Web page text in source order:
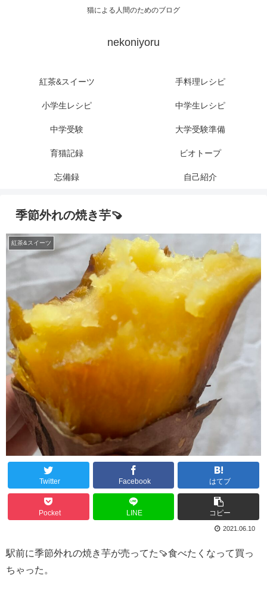
猫による人間のためのブログ
nekoniyoru
紅茶&スイーツ 手料理レシピ
小学生レシピ 中学生レシピ
中学受験 大学受験準備
育猫記録 ビオトープ
忘備録 自己紹介
季節外れの焼き芋🍠
紅茶&スイーツ
Twitter Facebook はてブ
Pocket LINE コピー
2021.06.10
駅前に季節外れの焼き芋が売ってた🍠食べたくなって買っ
ちゃった。